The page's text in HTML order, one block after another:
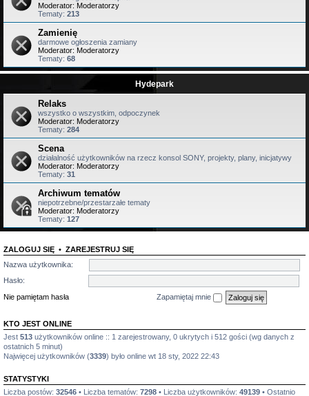
Moderator: Moderatorzy
Tematy: 213
Zamienię
darmowe ogłoszenia zamiany
Moderator: Moderatorzy
Tematy: 68
Hydepark
Relaks
wszystko o wszystkim, odpoczynek
Moderator: Moderatorzy
Tematy: 284
Scena
działalność użytkowników na rzecz konsol SONY, projekty, plany, inicjatywy
Moderator: Moderatorzy
Tematy: 31
Archiwum tematów
niepotrzebne/przestarzałe tematy
Moderator: Moderatorzy
Tematy: 127
ZALOGUJ SIĘ • ZAREJESTRUJ SIĘ
Nazwa użytkownika:
Hasło:
Nie pamiętam hasła
Zapamiętaj mnie
KTO JEST ONLINE
Jest 513 użytkowników online :: 1 zarejestrowany, 0 ukrytych i 512 gości (wg danych z
ostatnich 5 minut)
Najwięcej użytkowników (3339) było online wt 18 sty, 2022 22:43
STATYSTYKI
Liczba postów: 32546 • Liczba tematów: 7298 • Liczba użytkowników: 49139 • Ostatnio